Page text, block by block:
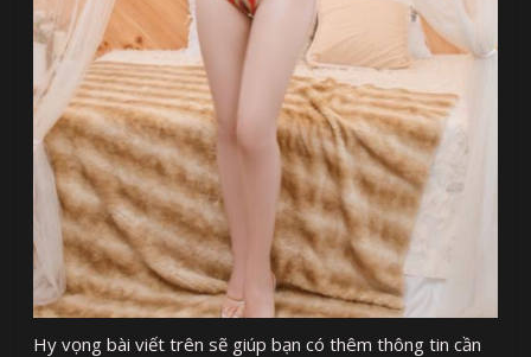
Hy vọng bài viết trên sẽ giúp bạn có thêm thông tin cần